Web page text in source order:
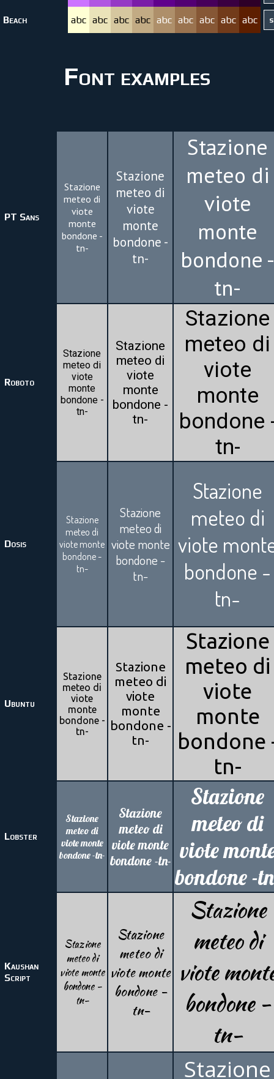
Beach abc abc abc abc abc abc abc abc abc
Font examples
PT Sans
Stazione
meteo di
viote
monte
bondone -
tn-
Stazione
meteo di
viote
monte
bondone -
tn-
Stazione
meteo di
viote
monte
bondone -
tn-
Roboto
Stazione
meteo di
viote
monte
bondone -
tn-
Stazione
meteo di
viote
monte
bondone -
tn-
Stazione
meteo di
viote
monte
bondone
tn-
Dosis
Stazione
meteo di
viote monte
bondone -
tn-
Stazione
meteo di
viote monte
bondone -
tn-
Stazione
meteo di
viote
bondone -
tn-
Ubuntu
Stazione
meteo di
viote
monte
bondone -
tn-
Stazione
meteo di
viote
monte
bondone -
tn-
Stazione
meteo di
viote
monte
bondone
tn-
Lobster
Stazione
meteo di
viote monte
bondone -tn-
Stazione
meteo di
viote monte
bondone -tn-
Stazione
meteo di
viote
bondone -
Kaushan
Script
Stazione
meteo di
viote monte
bondone -
tn-
Stazione
meteo di
viote monte
bondone -
tn-
Stazione
meteo di
viote
bondone -
tn-
Stazione